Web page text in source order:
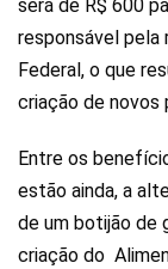
será de R$ 600
responsável pela
Federal, o que
criação de novos
Entre os
estão ainda, a
de um botijão de
criação do